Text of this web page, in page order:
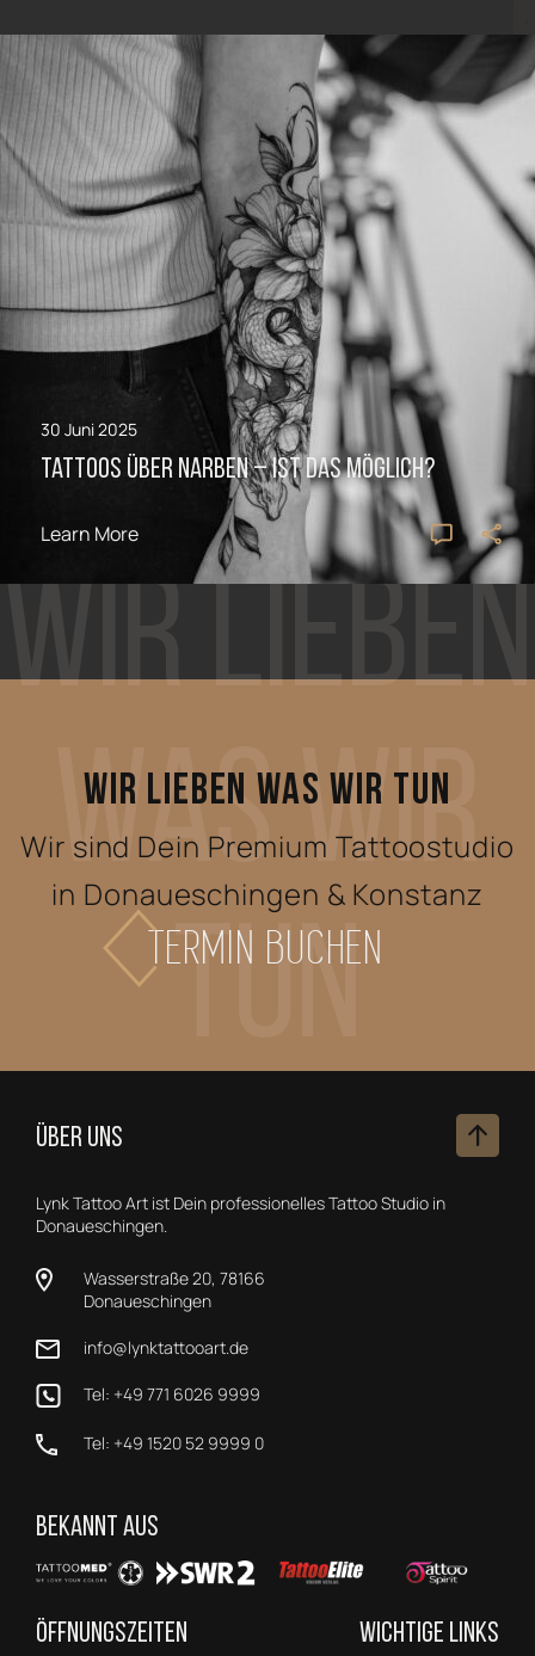
30 Juni 2025
Tattoos über Narben – Ist das möglich?
Learn More
Wir Lieben
Was Wir
Tun
WIR LIEBEN WAS WIR TUN
Wir sind Dein Premium Tattoostudio
in Donaueschingen & Konstanz
TERMIN BUCHEN
ÜBER UNS
Lynk Tattoo Art ist Dein professionelles Tattoo Studio in
Donaueschingen.
Wasserstraße 20, 78166
Donaueschingen
info@lynktattooart.de
Tel: +49 771 6026 9999
Tel: +49 1520 52 9999 0
BEKANNT AUS
ÖFFNUNGSZEITEN WICHTIGE LINKS